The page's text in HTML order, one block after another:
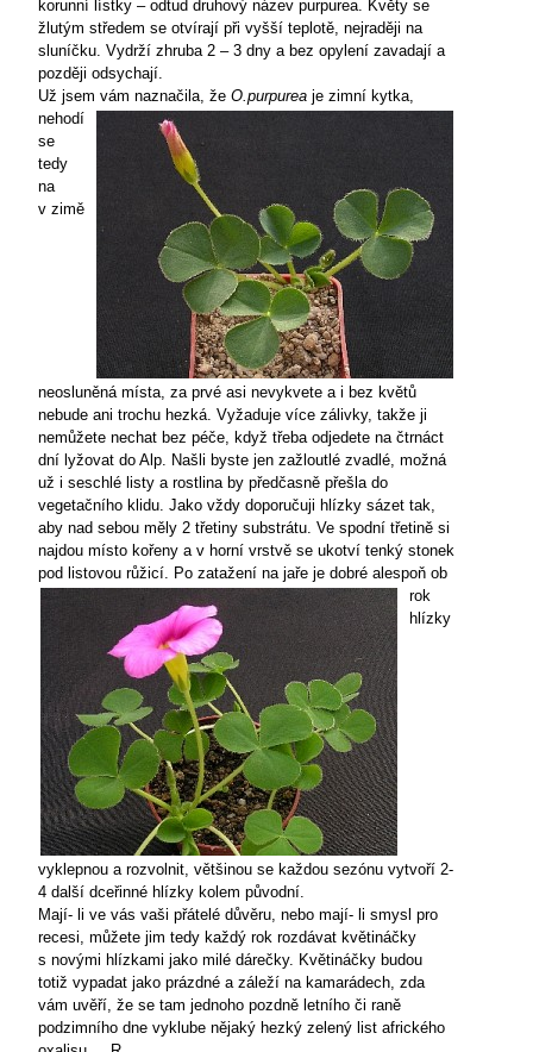
korunní lístky – odtud druhový název purpurea. Květy se
žlutým středem se otvírají při vyšší teplotě, nejraději na
sluníčku. Vydrží zhruba 2 – 3 dny a bez opylení zavadají a
později odsychají.
Už jsem vám naznačila, že O.purpurea je zimní kytka,
nehodí
se
tedy
na
v zimě
neosluněná místa, za prvé asi nevykvete a i bez květů
nebude ani trochu hezká. Vyžaduje více zálivky, takže ji
nemůžete nechat bez péče, když třeba odjedete na čtrnáct
dní lyžovat do Alp. Našli byste jen zažloutlé zvadlé, možná
už i seschlé listy a rostlina by předčasně přešla do
vegetačního klidu. Jako vždy doporučuji hlízky sázet tak,
aby nad sebou měly 2 třetiny substrátu. Ve spodní třetině si
najdou místo kořeny a v horní vrstvě se ukotví tenký stonek
pod listovou růžicí. Po zatažení na jaře je dobré alespoň ob
rok
hlízky
vyklepnou a rozvolnit, většinou se každou sezónu vytvoří 2-
4 další dceřinné hlízky kolem původní.
Mají- li ve vás vaši přátelé důvěru, nebo mají- li smysl pro
recesi, můžete jim tedy každý rok rozdávat květináčky
s novými hlízkami jako milé dárečky. Květináčky budou
totiž vypadat jako prázdné a záleží na kamarádech, zda
vám uvěří, že se tam jednoho pozdně letního či raně
podzimního dne vyklube nějaký hezký zelený list afrického